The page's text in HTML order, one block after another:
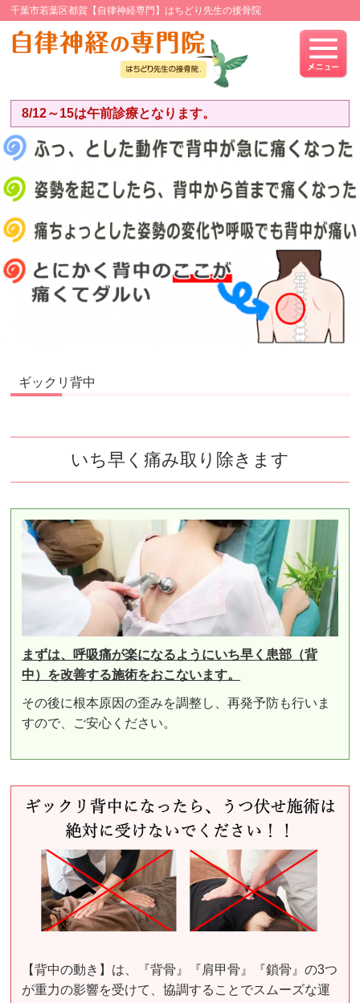
千葉市若葉区都賀【自律神経専門】はちどり先生の接骨院
8/12～15は午前診療となります。
ギックリ背中
いち早く痛み取り除きます
まずは、呼吸痛が楽になるようにいち早く患部（背
中）を改善する施術をおこないます。
その後に根本原因の歪みを調整し、再発予防も行いま
すので、ご安心ください。
【背中の動き】は、『背骨』『肩甲骨』『鎖骨』の3つ
が重力の影響を受けて、協調することでスムーズな運